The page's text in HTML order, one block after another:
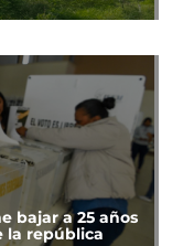
bajar a 25 años
la república